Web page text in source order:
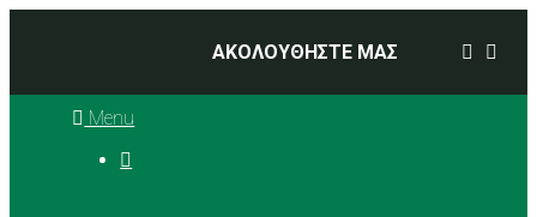
ΑΚΟΛΟΥΘΗΣΤΕ ΜΑΣ
Menu
